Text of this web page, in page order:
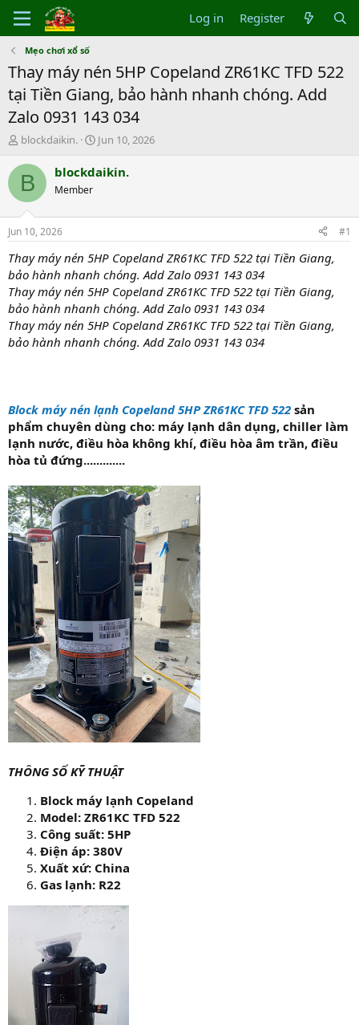
Log in Register
Mẹo chơi xổ số
Thay máy nén 5HP Copeland ZR61KC TFD 522
tại Tiền Giang, bảo hành nhanh chóng. Add
Zalo 0931 143 034
T
r
e
d
t
a
r
t
e
r
blockdaikin.
S
a
t
e
Jun 10, 2026
B blockdaikin.
Member
Jun 10, 2026 #1
Thay máy nén 5HP Copeland ZR61KC TFD 522 tại Tiền Giang,
bảo hành nhanh chóng. Add Zalo 0931 143 034
Thay máy nén 5HP Copeland ZR61KC TFD 522 tại Tiền Giang,
bảo hành nhanh chóng. Add Zalo 0931 143 034
Thay máy nén 5HP Copeland ZR61KC TFD 522 tại Tiền Giang,
bảo hành nhanh chóng. Add Zalo 0931 143 034
Block máy nén lạnh Copeland 5HP ZR61KC TFD 522 sản
phẩm chuyên dùng cho: máy lạnh dân dụng, chiller làm
lạnh nước, điều hòa không khí, điều hòa âm trần, điều
hòa tủ đứng.............
THÔNG SỐ KỸ THUẬT
Block máy lạnh Copeland
Model: ZR61KC TFD 522
Công suất: 5HP
Điện áp: 380V
Xuất xứ: China
Gas lạnh: R22